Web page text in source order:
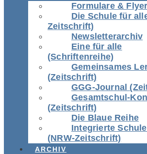
Formulare & Flyer
Die Schule für
Zeitschrift)
Newsletterarchiv
Eine für alle
(Schriftenreihe)
Gemeinsames
(Zeitschrift)
GGG-Journal
Gesamtschul-
(Zeitschrift)
Die Blaue Reihe
Integrierte
(NRW-Zeitschrift)
ARCHIV